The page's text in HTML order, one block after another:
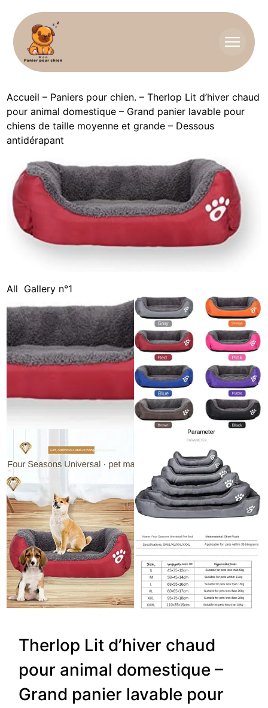
Accueil – Paniers pour chien. –Therlop Lit d’hiver chaud
pour animal domestique – Grand panier lavable pour
chiens de taille moyenne et grande – Dessous
antidérapant
All Gallery n°1
Therlop Lit d’hiver chaud
pour animal domestique –
Grand panier lavable pour